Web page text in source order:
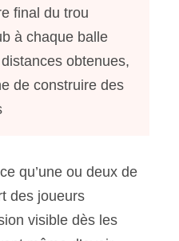
final du trou
à chaque balle
obtenues,
de construire des
qu’une ou deux de
des joueurs
visible dès les